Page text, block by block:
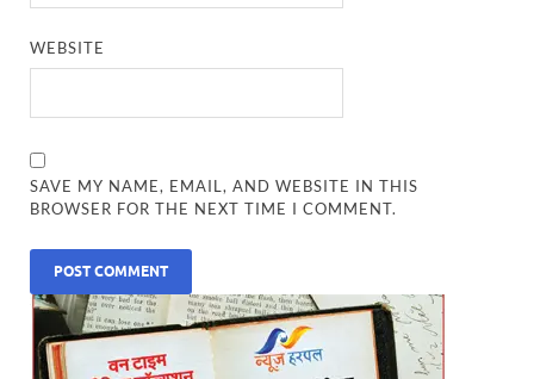
WEBSITE
SAVE MY NAME, EMAIL, AND WEBSITE IN THIS
BROWSER FOR THE NEXT TIME I COMMENT.